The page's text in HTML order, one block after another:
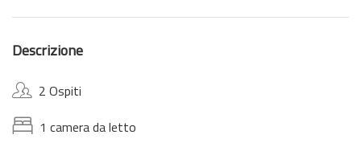
Descrizione
2 Ospiti
1 camera da letto